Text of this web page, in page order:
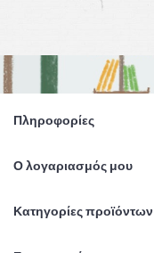
Πληροφορίες
Ο λογαριασμός μου
Κατηγορίες προϊόντων